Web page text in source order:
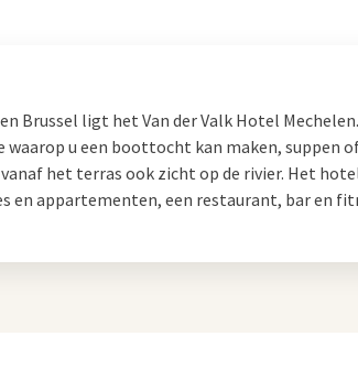
Brussel ligt het Van der Valk Hotel
waarop u een boottocht kan maken, suppen
het terras ook zicht op de rivier. Het
en appartementen, een restaurant, bar en